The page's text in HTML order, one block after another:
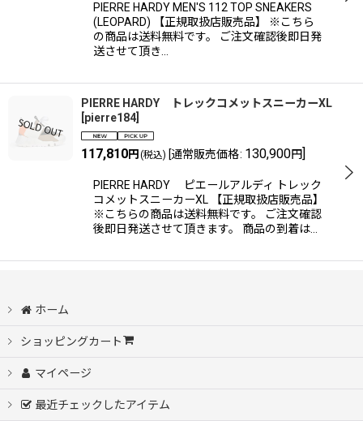
PIERRE HARDY MEN'S 112 TOP SNEAKERS
(LEOPARD) 【正規取扱店販売品】 ※こちら
の商品は送料無料です。 ご注文確認後即日発
送させて頂き…
PIERRE HARDY トレックコメットスニーカーXL
pierre184
117,810円 (税込) [通常販売価格: 130,900円]
PIERRE HARDY ピエールアルディ トレック
コメットスニーカーXL 【正規取扱店販売品】
※こちらの商品は送料無料です。 ご注文確認
後即日発送させて頂きます。 商品の到着は…
ホーム
ショッピングカート
マイページ
最近チェックしたアイテム